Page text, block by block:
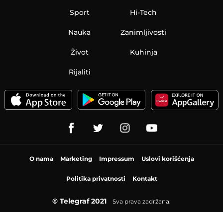
Sport
Nauka
Hi-Tech
Zanimljivosti
Život Kuhinja
Rijaliti
O nama Marketing Impressum Uslovi korišćenja
Politika privatnosti Kontakt
© Telegraf 2021 Sva prava zadržana.